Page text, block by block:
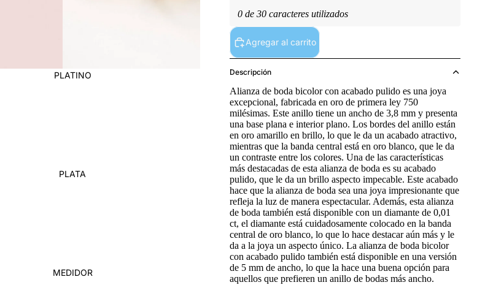
PLATINO
PLATA
MEDIDOR
0 de 30 caracteres utilizados
Agregar al carrito
Descripción
Alianza de boda bicolor con acabado pulido es una joya
excepcional, fabricada en oro de primera ley 750
milésimas. Este anillo tiene un ancho de 3,8 mm y presenta
una base plana e interior plano. Los bordes del anillo están
en oro amarillo en brillo, lo que le da un acabado atractivo,
mientras que la banda central está en oro blanco, que le da
un contraste entre los colores. Una de las características
más destacadas de esta alianza de boda es su acabado
pulido, que le da un brillo aspecto impecable. Este acabado
hace que la alianza de boda sea una joya impresionante que
refleja la luz de manera espectacular. Además, esta alianza
de boda también está disponible con un diamante de 0,01
ct, el diamante está cuidadosamente colocado en la banda
central de oro blanco, lo que lo hace destacar aún más y le
da a la joya un aspecto único. La alianza de boda bicolor
con acabado pulido también está disponible en una versión
de 5 mm de ancho, lo que la hace una buena opción para
aquellos que prefieren un anillo de bodas más ancho.